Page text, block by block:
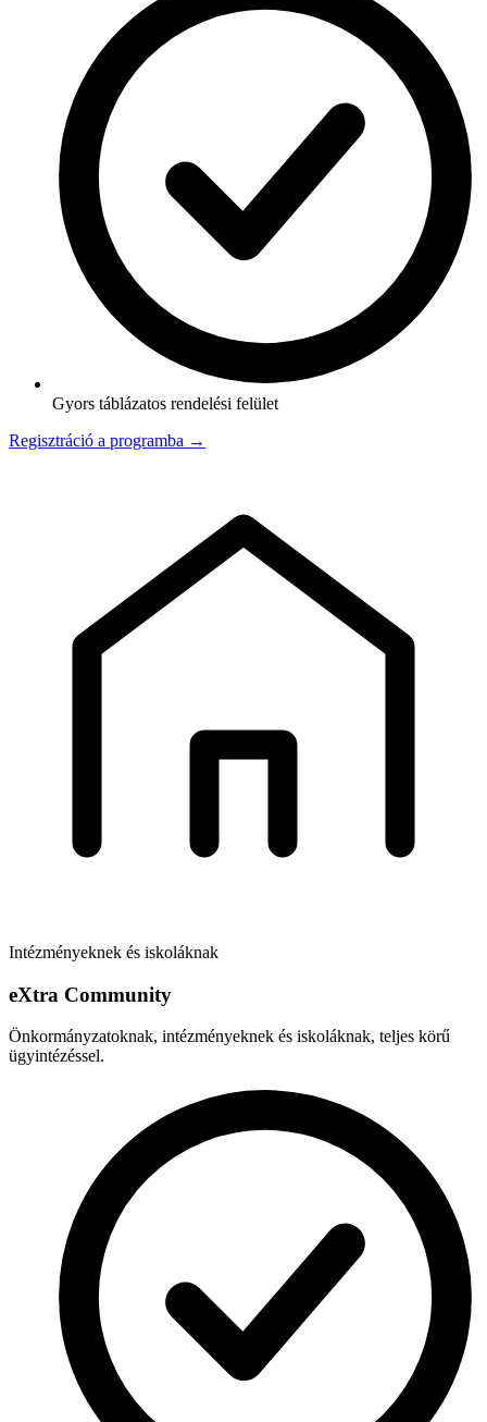
Gyors táblázatos rendelési felület
Regisztráció a programba →
Intézményeknek és iskoláknak
eXtra Community
Önkormányzatoknak, intézményeknek és iskoláknak, teljes körű
ügyintézéssel.